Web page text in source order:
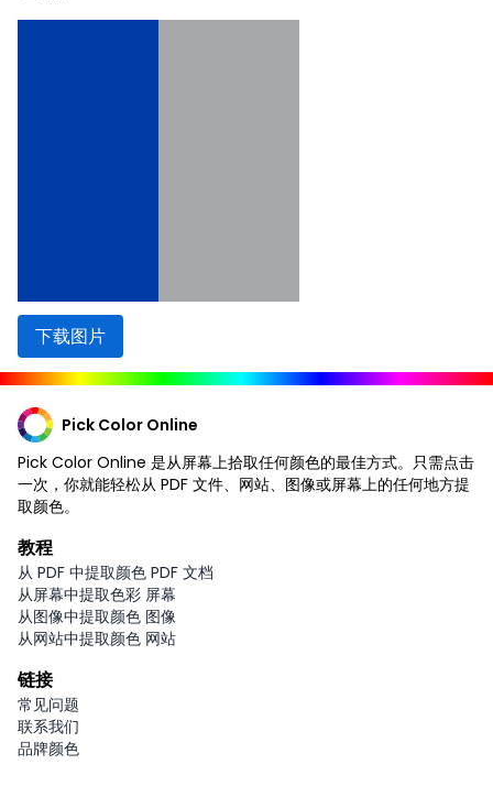
下载图片
Pick Color Online
Pick Color Online 是从屏幕上拾取任何颜色的最佳方式。只需点击
一次，你就能轻松从 PDF 文件、网站、图像或屏幕上的任何地方提
取颜色。
教程
从 PDF 中提取颜色 PDF 文档
从屏幕中提取色彩 屏幕
从图像中提取颜色 图像
从网站中提取颜色 网站
链接
常见问题
联系我们
品牌颜色